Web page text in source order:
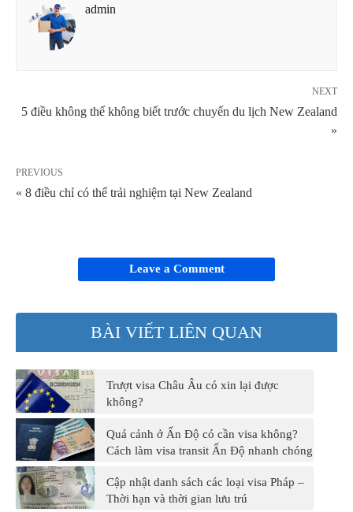
admin
NEXT
5 điều không thể không biết trước chuyến du lịch New Zealand
»
PREVIOUS
« 8 điều chỉ có thể trải nghiệm tại New Zealand
Leave a Comment
BÀI VIẾT LIÊN QUAN
Trượt visa Châu Âu có xin lại được
không?
Quá cảnh ở Ấn Độ có cần visa không?
Cách làm visa transit Ấn Độ nhanh chóng
Cập nhật danh sách các loại visa Pháp –
Thời hạn và thời gian lưu trú